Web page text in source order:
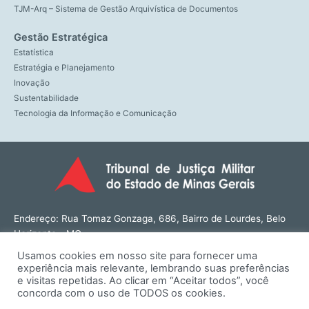
TJM-Arq – Sistema de Gestão Arquivística de Documentos
Gestão Estratégica
Estatística
Estratégia e Planejamento
Inovação
Sustentabilidade
Tecnologia da Informação e Comunicação
Endereço: Rua Tomaz Gonzaga, 686, Bairro de Lourdes, Belo
Horizonte - MG
Tel: (31) 3274-1566
Contato: ouvidoria@tjmmg.jus.br
Funcionamento: Segunda a Sexta, das 8h às 18h
Usamos cookies em nosso site para fornecer uma
experiência mais relevante, lembrando suas preferências
e visitas repetidas. Ao clicar em “Aceitar todos”, você
concorda com o uso de TODOS os cookies.